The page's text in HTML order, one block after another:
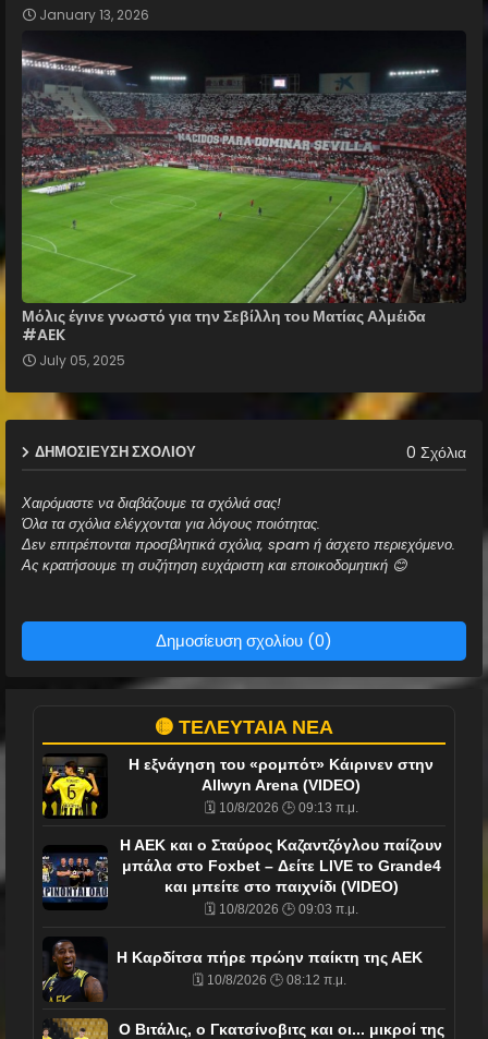
January 13, 2026
Μόλις έγινε γνωστό για την Σεβίλλη του Ματίας Αλμέιδα
#AEK
July 05, 2025
ΔΗΜΟΣΊΕΥΣΗ ΣΧΟΛΊΟΥ 0 Σχόλια
Χαιρόμαστε να διαβάζουμε τα σχόλιά σας!
Όλα τα σχόλια ελέγχονται για λόγους ποιότητας.
Δεν επιτρέπονται προσβλητικά σχόλια, spam ή άσχετο περιεχόμενο.
Ας κρατήσουμε τη συζήτηση ευχάριστη και εποικοδομητική 😊
Δημοσίευση σχολίου (0)
🟡 ΤΕΛΕΥΤΑΙΑ ΝΕΑ
Η εξνάγηση του «ρομπότ» Κάιρινεν στην
Allwyn Arena (VIDEO)
🗓️ 10/8/2026 🕒 09:13 π.μ.
Η ΑΕΚ και ο Σταύρος Καζαντζόγλου παίζουν
μπάλα στο Foxbet – Δείτε LIVE το Grande4
και μπείτε στο παιχνίδι (VIDEO)
🗓️ 10/8/2026 🕒 09:03 π.μ.
Η Καρδίτσα πήρε πρώην παίκτη της ΑΕΚ
🗓️ 10/8/2026 🕒 08:12 π.μ.
Ο Βιτάλις, ο Γκατσίνοβιτς και οι... μικροί της